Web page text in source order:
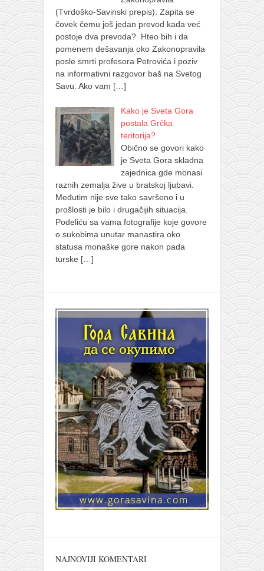
(Tvrdoško-Savinski prepis). Zapita se
čovek čemu još jedan prevod kada već
postoje dva prevoda? Hteo bih i da
pomenem dešavanja oko Zakonopravila
posle smrti profesora Petrovića i poziv
na informativni razgovor baš na Svetog
Savu. Ako vam […]
Kako je Sveta Gora
postala Grčka
teritorija?
Obično se govori kako
je Sveta Gora skladna
zajednica gde monasi
raznih zemalja žive u bratskoj ljubavi.
Međutim nije sve tako savršeno i u
prošlosti je bilo i drugačijih situacija.
Podeliću sa vama fotografije koje govore
o sukobima unutar manastira oko
statusa monaške gore nakon pada
turske […]
NAJNOVIJI KOMENTARI